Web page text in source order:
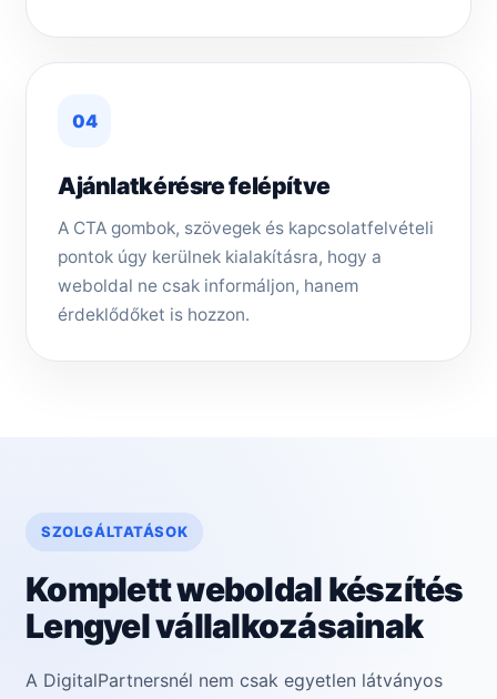
04
Ajánlatkérésre felépítve
A CTA gombok, szövegek és kapcsolatfelvételi
pontok úgy kerülnek kialakításra, hogy a
weboldal ne csak informáljon, hanem
érdeklődőket is hozzon.
SZOLGÁLTATÁSOK
Komplett weboldal készítés
Lengyel vállalkozásainak
A DigitalPartnersnél nem csak egyetlen látványos